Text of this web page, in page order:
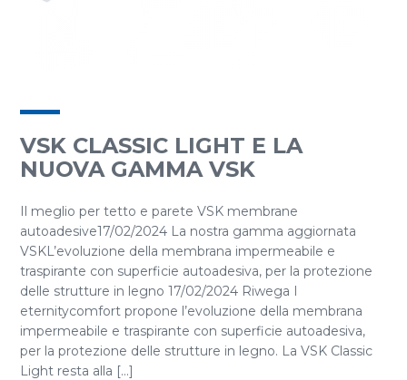
VSK CLASSIC LIGHT E LA
NUOVA GAMMA VSK
Il meglio per tetto e parete VSK membrane
autoadesive17/02/2024 La nostra gamma aggiornata
VSKL’evoluzione della membrana impermeabile e
traspirante con superficie autoadesiva, per la protezione
delle strutture in legno 17/02/2024 Riwega I
eternitycomfort propone l’evoluzione della membrana
impermeabile e traspirante con superficie autoadesiva,
per la protezione delle strutture in legno. La VSK Classic
Light resta alla [...]